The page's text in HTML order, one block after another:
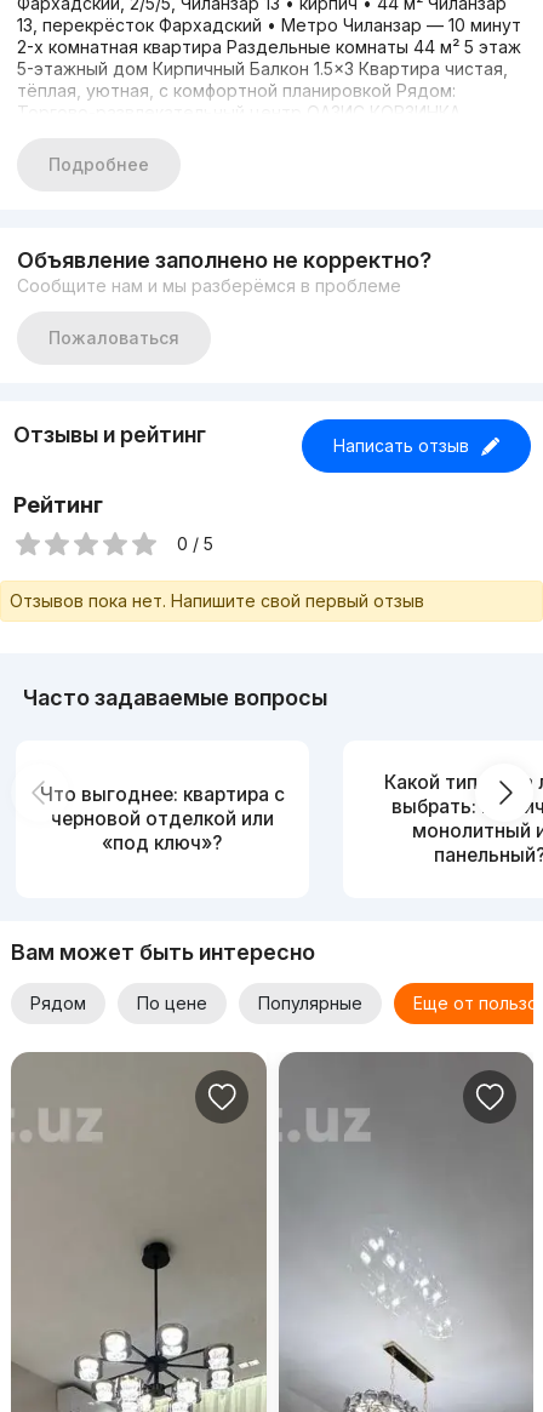
13, перекрёсток Фархадский • Метро Чиланзар — 10 минут
2-х комнатная квартира Раздельные комнаты 44 м² 5 этаж
5-этажный дом Кирпичный Балкон 1.5×3 Квартира чистая,
тёплая, уютная, с комфортной планировкой Рядом:
Торгово-развлекательный центр ОАЗИС КОРЗИНКА
сады Метро Чиланзар — 2 остановки Отличная
транспортная развязка Цена 51000 ТЕЛЕГРАММ 94 9921806
Подробнее
Объявление заполнено не корректно?
Сообщите нам и мы разберёмся в проблеме
Пожаловаться
Отзывы и рейтинг Написать отзыв
Рейтинг
0 / 5
Отзывов пока нет. Напишите свой первый отзыв
Часто задаваемые вопросы
Что выгоднее: квартира с
черновой отделкой или
«под ключ»?
Какой тип дома
выбрать:
монолитный
Вам может быть интересно
Рядом По цене Популярные Еще от